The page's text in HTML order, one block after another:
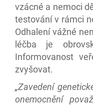
vzácné a nemoci
testování v rámci
Odhalení vážné
léčba je
Informovanost
zvyšovat.
„Zavedení
onemocnění